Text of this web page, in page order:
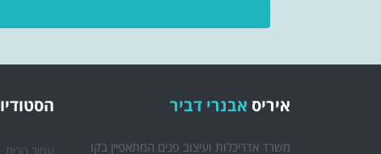
איריס אבנרי דביר
משרד אדריכלות ועיצוב פנים המתאפיין בקו
הסטודיו
עמוד הבית